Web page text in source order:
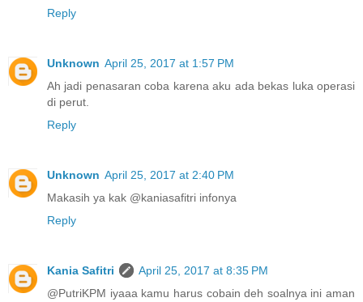
Reply
Unknown April 25, 2017 at 1:57 PM
Ah jadi penasaran coba karena aku ada bekas luka operasi
di perut.
Reply
Unknown April 25, 2017 at 2:40 PM
Makasih ya kak @kaniasafitri infonya
Reply
Kania Safitri
April 25, 2017 at 8:35 PM
@PutriKPM iyaaa kamu harus cobain deh soalnya ini aman